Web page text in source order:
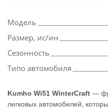
Модель
Размер, ис/ин
Сезонность
Типо автомобиля
Kumho Wi51 WinterCraft —
легковых автомобилей,